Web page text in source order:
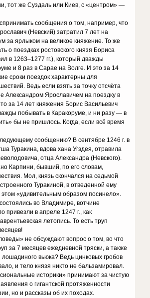
тот же Суздаль или Киев, с «центром» —
сообщения о том, например, что
(Невский) затратил 7 лет на
за ярлыком на великое княжение. То же
о поездках ростовского князя Бориса
в 1263–1277 гг.), который дважды
и 8 раз в Сарае на Волге. И это за 14
сроки поездок характерны для
Ведь если взять за точку отсчёта
Александром Ярославичем на поездку в
за 14 лет княжения Борис Васильевич
побывать в Каракоруме, и ни разу — в
бы не пришлось. Когда, если всё время
сообщению? В сентябре 1246 г. в
Туракина, вдова хана Угэдея, отравила
отца Александра (Невского).
Карпини, бывший, по его словам,
Мол, князь скончался на седьмой
Туракиной, в отведенной ему
этом «удивительным образом посинело».
во Владимире, вотчине
привезли в апреле 1247 г., как
летопись. То есть труп
не обсуждают вопрос о том, во что
за 7 месяцев ежедневной тряски, а также
лошадиного вьюка? Ведь цинковых гробов
и тело князя никто не бальзамировал.
историки» принимают за чистую
о гигантской протяженности
но и рассказы об их походах.